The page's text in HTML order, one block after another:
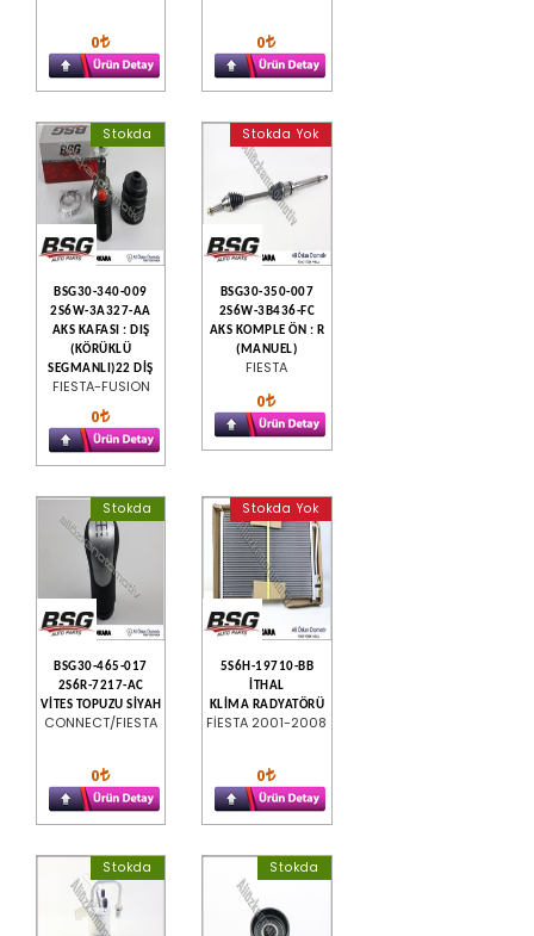
0 0
Stokda
BSG30-340-009
2S6W-3A327-AA
AKS KAFASI : DIŞ
(KÖRÜKLÜ
SEGMANLI)22 DİŞ
FIESTA-FUSION
0
Stokda Yok
BSG30-350-007
2S6W-3B436-FC
AKS KOMPLE ÖN : R
(MANUEL)
FIESTA
0
Stokda
BSG30-465-017
2S6R-7217-AC
VİTES TOPUZU SİYAH
CONNECT/FIESTA
0
Stokda Yok
5S6H-19710-BB
İTHAL
KLİMA RADYATÖRÜ
FİESTA 2001-2008
0
Stokda Stokda